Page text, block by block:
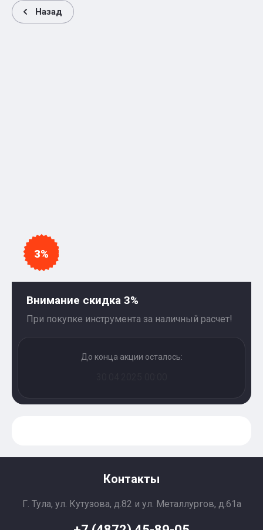
3%
Внимание скидка 3%
При покупке инструмента за наличный расчет!
До конца акции осталось:
Назад
Контакты
Г. Тула, ул. Кутузова, д.82 и ул. Металлургов, д.61а